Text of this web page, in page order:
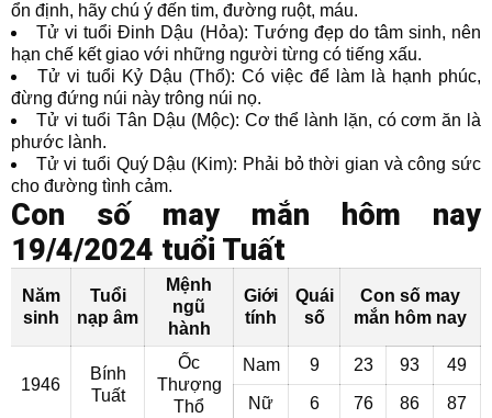
ổn định, hãy chú ý đến tim, đường ruột, máu.
Tử vi tuổi Đinh Dậu (Hỏa): Tướng đẹp do tâm sinh, nên
hạn chế kết giao với những người từng có tiếng xấu.
Tử vi tuổi Kỷ Dậu (Thổ): Có việc để làm là hạnh phúc,
đừng đứng núi này trông núi nọ.
Tử vi tuổi Tân Dậu (Mộc): Cơ thể lành lặn, có cơm ăn là
phước lành.
Tử vi tuổi Quý Dậu (Kim): Phải bỏ thời gian và công sức
cho đường tình cảm.
Con số may mắn hôm nay
19/4/2024 tuổi Tuất
Năm
sinh
Tuổi
nạp âm
Mệnh
ngũ
hành
Giới
tính
Quái
số
Con số may
mắn hôm nay
1946
Bính
Tuất
Ốc
Thượng
Thổ
Nam 9 23 93 49
Nữ 6 76 86 87